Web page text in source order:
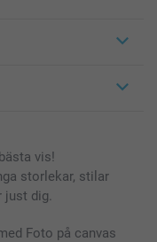
vis!
storlekar, stilar
just dig.
Foto på canvas